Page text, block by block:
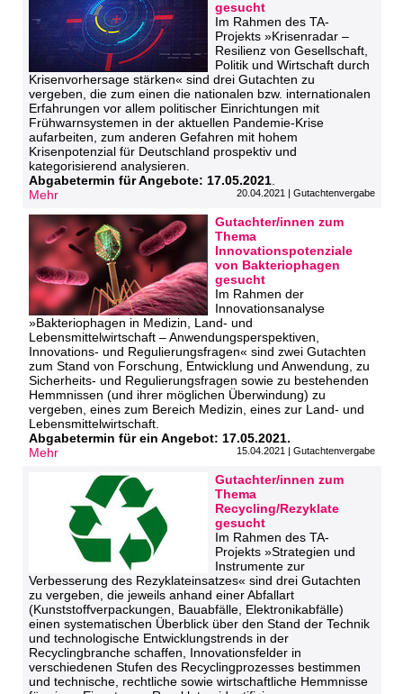
gesucht
Im Rahmen des TA-
Projekts »Krisenradar –
Resilienz von Gesellschaft,
Politik und Wirtschaft durch
Krisenvorhersage stärken« sind drei Gutachten zu
vergeben, die zum einen die nationalen bzw. internationalen
Erfahrungen vor allem politischer Einrichtungen mit
Frühwarnsystemen in der aktuellen Pandemie-Krise
aufarbeiten, zum anderen Gefahren mit hohem
Krisenpotenzial für Deutschland prospektiv und
kategorisierend analysieren.
Abgabetermin für Angebote: 17.05.2021.
Mehr
20.04.2021 | Gutachtenvergabe
Gutachter/innen zum
Thema
Innovationspotenziale
von Bakteriophagen
gesucht
Im Rahmen der
Innovationsanalyse
»Bakteriophagen in Medizin, Land- und
Lebensmittelwirtschaft – Anwendungsperspektiven,
Innovations- und Regulierungsfragen« sind zwei Gutachten
zum Stand von Forschung, Entwicklung und Anwendung, zu
Sicherheits- und Regulierungsfragen sowie zu bestehenden
Hemmnissen (und ihrer möglichen Überwindung) zu
vergeben, eines zum Bereich Medizin, eines zur Land- und
Lebensmittelwirtschaft.
Abgabetermin für ein Angebot: 17.05.2021.
Mehr
15.04.2021 | Gutachtenvergabe
Gutachter/innen zum
Thema
Recycling/Rezyklate
gesucht
Im Rahmen des TA-
Projekts »Strategien und
Instrumente zur
Verbesserung des Rezyklateinsatzes« sind drei Gutachten
zu vergeben, die jeweils anhand einer Abfallart
(Kunststoffverpackungen, Bauabfälle, Elektronikabfälle)
einen systematischen Überblick über den Stand der Technik
und technologische Entwicklungstrends in der
Recyclingbranche schaffen, Innovationsfelder in
verschiedenen Stufen des Recyclingprozesses bestimmen
und technische, rechtliche sowie wirtschaftliche Hemmnisse